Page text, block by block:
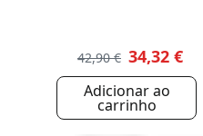
42,90 € 34,32 €
Adicionar ao
carrinho